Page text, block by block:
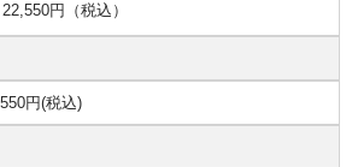
22,550円（税込）
円(税込)